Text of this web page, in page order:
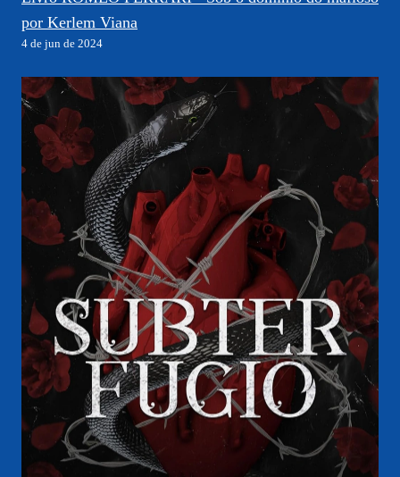
por Kerlem Viana
4 de jun de 2024